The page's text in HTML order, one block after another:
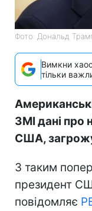
Фото: Дональд
Вимкни
тільки
ЗМІ дані про
США,
З таким
президент
повідомляє